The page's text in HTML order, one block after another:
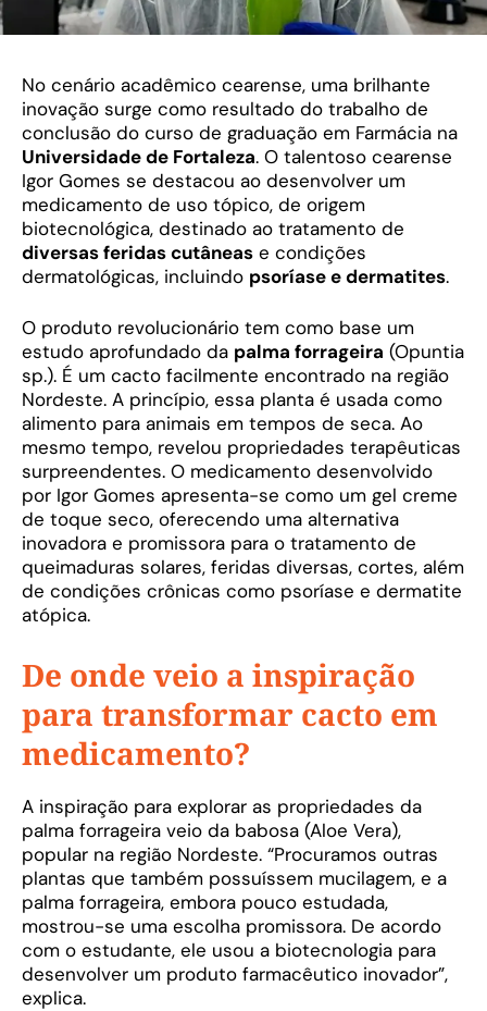
No cenário acadêmico cearense, uma brilhante
inovação surge como resultado do trabalho de
conclusão do curso de graduação em Farmácia na
Universidade de Fortaleza. O talentoso cearense
Igor Gomes se destacou ao desenvolver um
medicamento de uso tópico, de origem
biotecnológica, destinado ao tratamento de
diversas feridas cutâneas e condições
dermatológicas, incluindo psoríase e dermatites.
O produto revolucionário tem como base um
estudo aprofundado da palma forrageira (Opuntia
sp.). É um cacto facilmente encontrado na região
Nordeste. A princípio, essa planta é usada como
alimento para animais em tempos de seca. Ao
mesmo tempo, revelou propriedades terapêuticas
surpreendentes. O medicamento desenvolvido
por Igor Gomes apresenta-se como um gel creme
de toque seco, oferecendo uma alternativa
inovadora e promissora para o tratamento de
queimaduras solares, feridas diversas, cortes, além
de condições crônicas como psoríase e dermatite
atópica.
De onde veio a inspiração
para transformar cacto em
medicamento?
A inspiração para explorar as propriedades da
palma forrageira veio da babosa (Aloe Vera),
popular na região Nordeste. “Procuramos outras
plantas que também possuíssem mucilagem, e a
palma forrageira, embora pouco estudada,
mostrou-se uma escolha promissora. De acordo
com o estudante, ele usou a biotecnologia para
desenvolver um produto farmacêutico inovador”,
explica.